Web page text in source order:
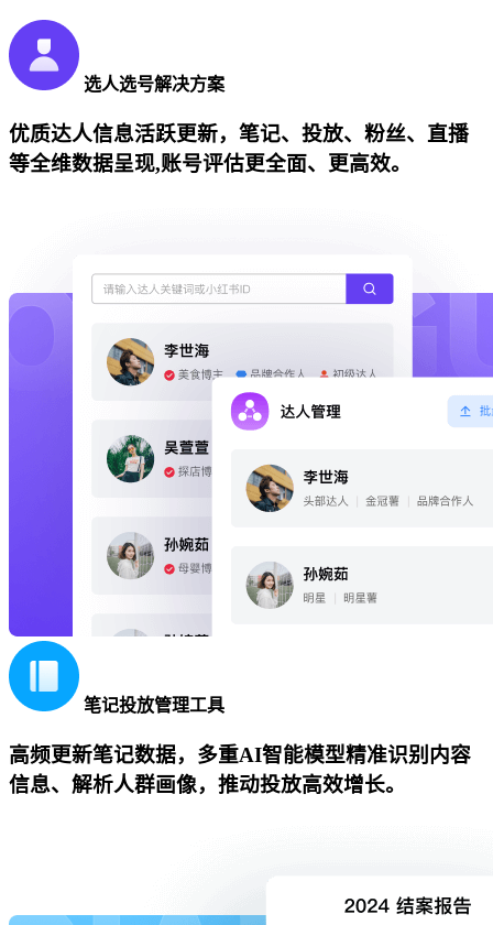
选人选号解决方案
优质达人信息活跃更新，笔记、投放、粉丝、直播
等全维数据呈现,账号评估更全面、更高效。
笔记投放管理工具
高频更新笔记数据，多重AI智能模型精准识别内容
信息、解析人群画像，推动投放高效增长。